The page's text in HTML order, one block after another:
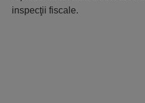
inspecţii fiscale.